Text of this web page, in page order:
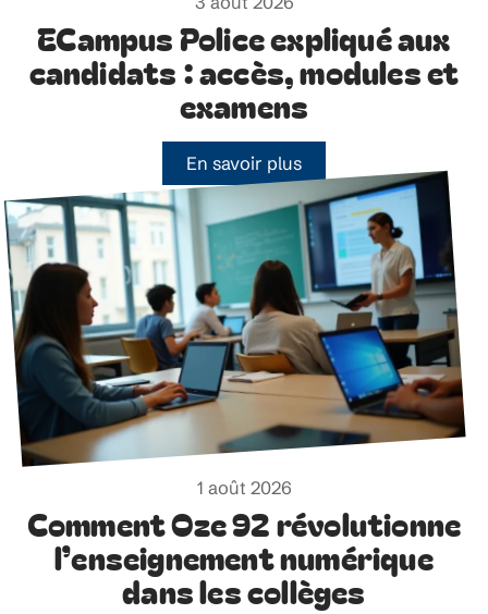
ECampus Police expliqué aux
candidats : accès, modules et
examens
En savoir plus
1 août 2026
Comment Oze 92 révolutionne
l’enseignement numérique
dans les collèges